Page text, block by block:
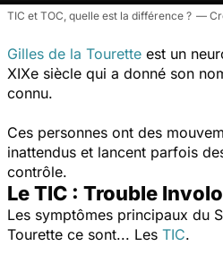
TIC et TOC, quelle est la différence ?
Gilles de la Tourette est un
XIXe siècle qui a donné son
connu.
Ces personnes ont des
inattendus et lancent parfois
contrôle.
Le TIC : Trouble
Les symptômes principaux du
Tourette ce sont... Les TIC.